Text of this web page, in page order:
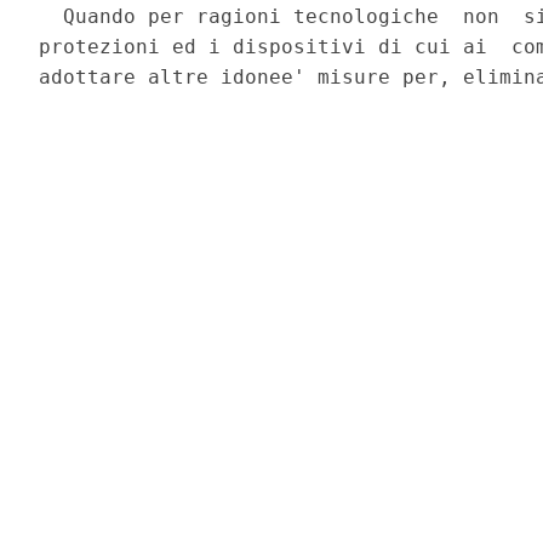
Quando per ragioni tecnologiche  non
protezioni ed i dispositivi di cui ai